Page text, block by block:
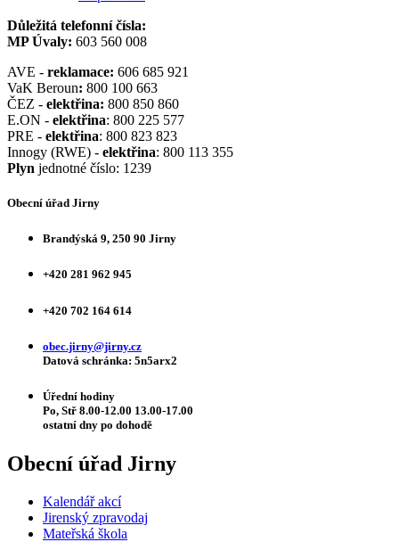
Důležitá telefonní čísla:
MP Úvaly: 603 560 008
AVE - reklamace: 606 685 921
VaK Beroun: 800 100 663
ČEZ - elektřina: 800 850 860
E.ON - elektřina: 800 225 577
PRE - elektřina: 800 823 823
Innogy (RWE) - elektřina: 800 113 355
Plyn jednotné číslo: 1239
Obecní úřad Jirny
Brandýská 9, 250 90 Jirny
+420 281 962 945
+420 702 164 614
obec.jirny@jirny.cz
Datová schránka: 5n5arx2
Úřední hodiny
Po, Stř 8.00-12.00 13.00-17.00
ostatní dny po dohodě
Obecní úřad Jirny
Kalendář akcí
Jirenský zpravodaj
Mateřská škola